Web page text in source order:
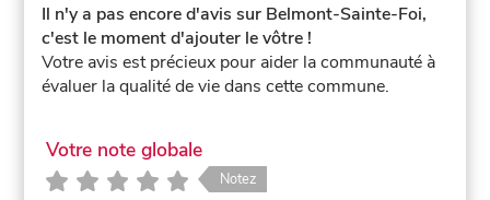
Il n'y a pas encore d'avis sur Belmont-Sainte-Foi,
c'est le moment d'ajouter le vôtre !
Votre avis est précieux pour aider la communauté à
évaluer la qualité de vie dans cette commune.
Votre note globale
Notez